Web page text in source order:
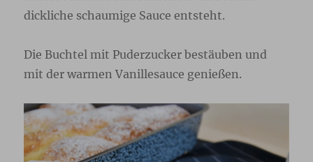
dickliche schaumige Sauce entsteht.
Die Buchtel mit Puderzucker bestäuben und
mit der warmen Vanillesauce genießen.